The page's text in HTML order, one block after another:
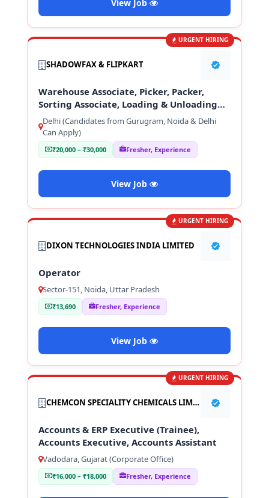
View Job
URGENT HIRING
SHADOWFAX & FLIPKART
Warehouse Associate, Picker, Packer,
Sorting Associate, Loading & Unloading
Staff
Delhi (Candidates from Gurugram, Noida & Delhi
Can Apply)
₹20,000 – ₹30,000 Fresher, Experience
View Job
URGENT HIRING
DIXON TECHNOLOGIES INDIA LIMITED
Operator
Sector-151, Noida, Uttar Pradesh
₹13,690 Fresher, Experience
View Job
URGENT HIRING
CHEMCON SPECIALITY CHEMICALS LIMITED
Accounts & ERP Executive (Trainee),
Accounts Executive, Accounts Assistant
Vadodara, Gujarat (Corporate Office)
₹16,000 – ₹18,000 Fresher, Experience